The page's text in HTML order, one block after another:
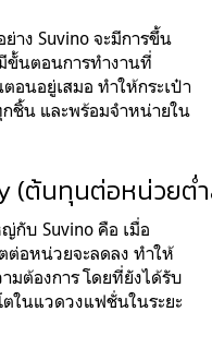
าง Suvino จะมีการขึ้น
ขั้นตอนการทำงานที่
อนอยู่เสมอ ทำให้กระเป๋า
ชิ้น และพร้อมจำหน่ายใน
(ต้นทุนต่อหน่วยต่
กับ Suvino คือ เมื่อ
อหน่วยจะลดลง ทำให้
มต้องการ โดยที่ยังได้รับ
ในแวดวงแฟชั่นในระยะ